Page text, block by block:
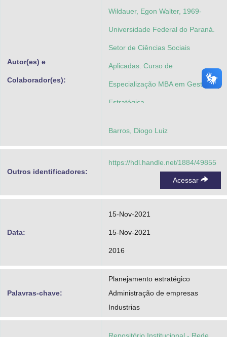
Autor(es) e
Colaborador(es):
Wildauer, Egon Walter, 1969-
Universidade Federal do Paraná.
Setor de Ciências Sociais
Aplicadas. Curso de
Especialização MBA em Gestão
Estratégica
Barros, Diogo Luiz
Outros identificadores:
https://hdl.handle.net/1884/49855
Acessar
Data:
15-Nov-2021
15-Nov-2021
2016
Palavras-chave:
Planejamento estratégico
Administração de empresas
Industrias